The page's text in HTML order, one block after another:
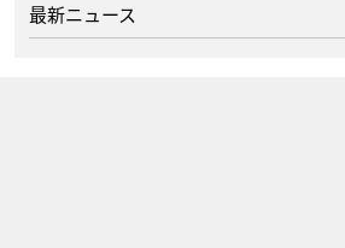
最新ニュース